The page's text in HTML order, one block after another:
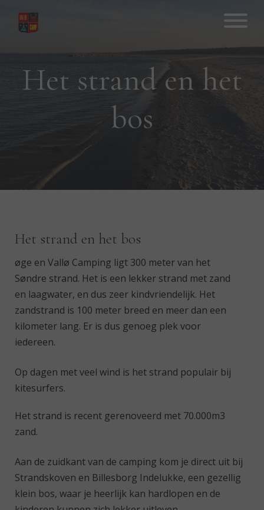
Het strand en het
bos
Het strand en het bos
øge en Vallø Camping ligt 300 meter van het
Søndre strand. Het is een lekker strand met zand
en laagwater, en dus zeer kindvriendelijk. Het
zandstrand is 100 meter breed en meer dan een
kilometer lang. Er is dus genoeg plek voor
iedereen.
Op dagen met veel wind is het strand populair bij
kitesurfers.
Het strand is recent gerenoveerd met 70.000m3
zand.
Aan de zuidkant van de camping kom je direct uit bij
Strandskoven en Billesborg Indelukke, een gezellig
klein bos, waar je heerlijk kan hardlopen en de